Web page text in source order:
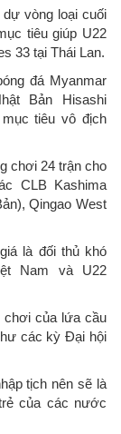
dự vòng loại cuối
tiêu giúp U22
33 tại Thái Lan.
đá Myanmar
Bản Hisashi
tiêu vô địch
chơi 24 trận cho
CLB Kashima
Qingao West
là đối thủ khó
Nam và U22
chơi của lứa cầu
các kỳ Đại hội
tịch nên sẽ là
của các nước